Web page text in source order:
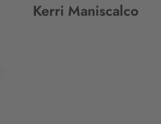
Kerri Maniscalco